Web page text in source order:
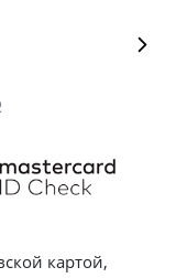
картой,